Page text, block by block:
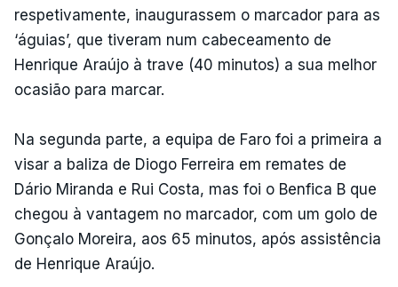
respetivamente, inaugurassem o marcador para as
‘águias’, que tiveram num cabeceamento de
Henrique Araújo à trave (40 minutos) a sua melhor
ocasião para marcar.
Na segunda parte, a equipa de Faro foi a primeira a
visar a baliza de Diogo Ferreira em remates de
Dário Miranda e Rui Costa, mas foi o Benfica B que
chegou à vantagem no marcador, com um golo de
Gonçalo Moreira, aos 65 minutos, após assistência
de Henrique Araújo.